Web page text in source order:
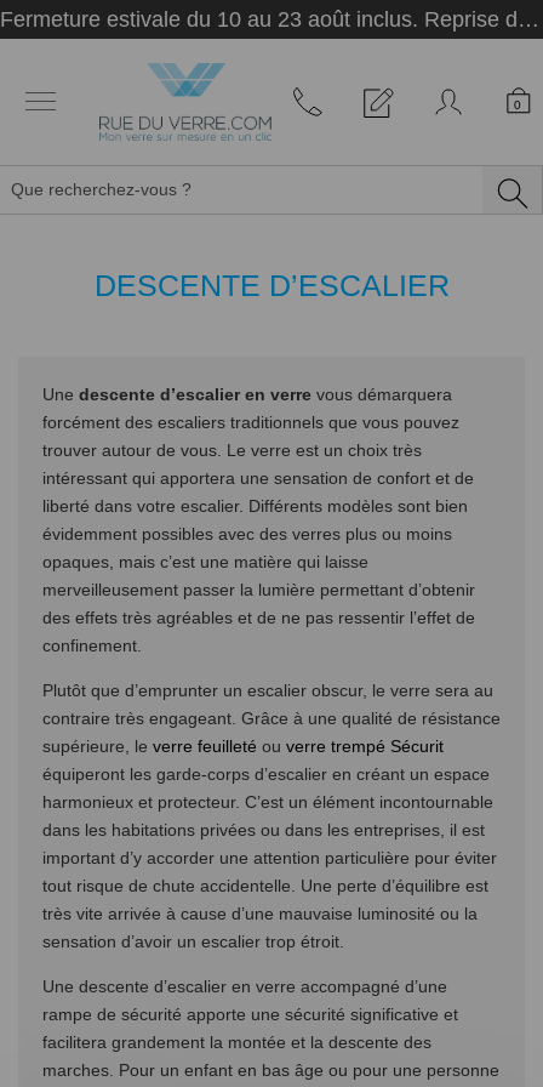
Fermeture estivale du 10 au 23 août inclus. Reprise des activités le 24 août.
0
DESCENTE D’ESCALIER
Une descente d’escalier en verrevous démarquera
forcément des escaliers traditionnels que vous pouvez
trouver autour de vous. Le verre est un choix très
intéressant qui apportera une sensation de confort et de
liberté dans votre escalier. Différents modèles sont bien
évidemment possibles avec des verres plus ou moins
opaques, mais c’est une matière qui laisse
merveilleusement passer la lumière permettant d’obtenir
des effets très agréables et de ne pas ressentir l’effet de
confinement.
Plutôt que d’emprunter un escalier obscur, le verre sera au
contraire très engageant. Grâce à une qualité de résistance
supérieure, le verre feuilleté ou verre trempé Sécurit
équiperont les garde-corps d’escalier en créant un espace
harmonieux et protecteur. C’est un élément incontournable
dans les habitations privées ou dans les entreprises, il est
important d’y accorder une attention particulière pour éviter
tout risque de chute accidentelle. Une perte d’équilibre est
très vite arrivée à cause d’une mauvaise luminosité ou la
sensation d’avoir un escalier trop étroit.
Une descente d’escalier en verre accompagné d’une
rampe de sécurité apporte une sécurité significative et
facilitera grandement la montée et la descente des
marches. Pour un enfant en bas âge ou pour une personne
Panneau de gestion des cookies